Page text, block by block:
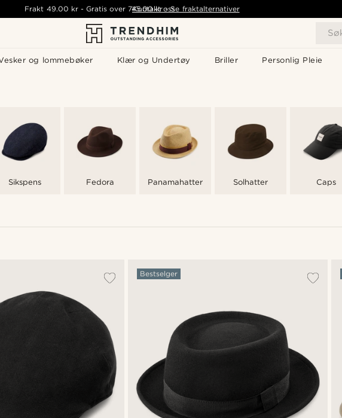
og lommebøker Klær og Undertøy Briller Personlig Pleie
Frakt 49.00 kr- Gratis over 745.00 kr - Se fraktalternativer
Kontakt oss
Sikspens Fedora Panamahatter Solhatter Caps
Bestselger